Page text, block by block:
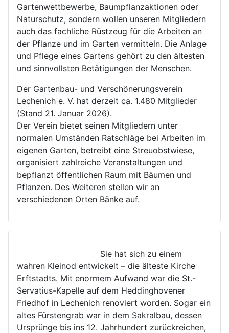
Gartenwettbewerbe, Baumpflanzaktionen oder
Naturschutz, sondern wollen unseren Mitgliedern
auch das fachliche Rüstzeug für die Arbeiten an
der Pflanze und im Garten vermitteln. Die Anlage
und Pflege eines Gartens gehört zu den ältesten
und sinnvollsten Betätigungen der Menschen.
Der Gartenbau- und Verschönerungsverein
Lechenich e. V. hat derzeit ca. 1.480 Mitglieder
(Stand 21. Januar 2026).
Der Verein bietet seinen Mitgliedern unter
normalen Umständen Ratschläge bei Arbeiten im
eigenen Garten, betreibt eine Streuobstwiese,
organisiert zahlreiche Veranstaltungen und
bepflanzt öffentlichen Raum mit Bäumen und
Pflanzen. Des Weiteren stellen wir an
verschiedenen Orten Bänke auf.
Sie hat sich zu einem
wahren Kleinod entwickelt – die älteste Kirche
Erftstadts. Mit enormem Aufwand war die St.-
Servatius-Kapelle auf dem Heddinghovener
Friedhof in Lechenich renoviert worden. Sogar ein
altes Fürstengrab war in dem Sakralbau, dessen
Ursprünge bis ins 12. Jahrhundert zurückreichen,